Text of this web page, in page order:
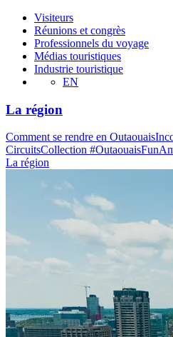
Visiteurs
Réunions et congrès
Professionnels du voyage
Médias touristiques
Industrie touristique
EN
La région
Comment se rendre en Outaouais
CircuitsCollection #OutaouaisFun
La région